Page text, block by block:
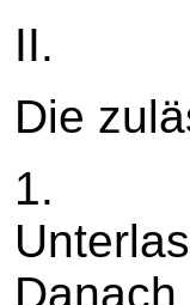
II.
Die
1.